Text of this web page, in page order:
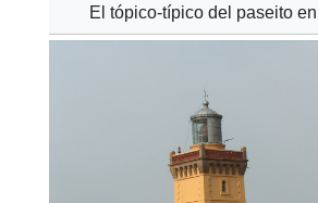
El tópico-típico del paseito